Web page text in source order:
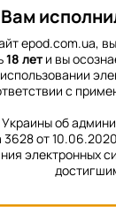
Вам
epod.com.ua,
18 лет и вы
с
Украины об
3628 от
электронных